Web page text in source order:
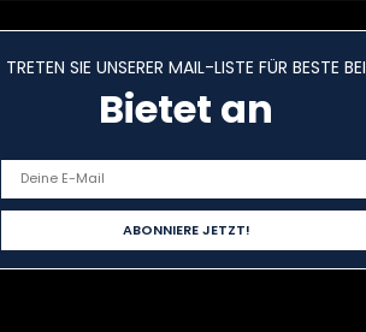
TRETEN SIE UNSERER MAIL-LISTE FÜR BESTE BEI
Bietet an